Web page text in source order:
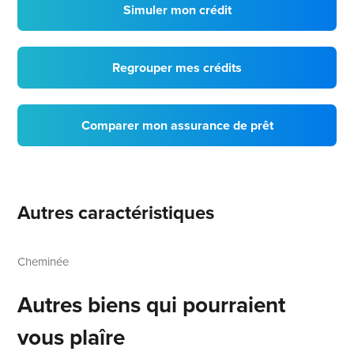
Simuler mon crédit
Regrouper mes crédits
Comparer mon assurance de prêt
Autres caractéristiques
Cheminée
Autres biens qui pourraient
vous plaîre